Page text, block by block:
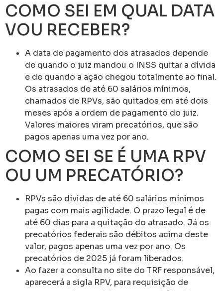
COMO SEI EM QUAL DATA
VOU RECEBER?
A data de pagamento dos atrasados depende
de quando o juiz mandou o INSS quitar a dívida
e de quando a ação chegou totalmente ao final.
Os atrasados de até 60 salários mínimos,
chamados de RPVs, são quitados em até dois
meses após a ordem de pagamento do juiz.
Valores maiores viram precatórios, que são
pagos apenas uma vez por ano.
COMO SEI SE É UMA RPV
OU UM PRECATÓRIO?
RPVs são dívidas de até 60 salários mínimos
pagas com mais agilidade. O prazo legal é de
até 60 dias para a quitação do atrasado. Já os
precatórios federais são débitos acima deste
valor, pagos apenas uma vez por ano. Os
precatórios de 2025 já foram liberados.
Ao fazer a consulta no site do TRF responsável,
aparecerá a sigla RPV, para requisição de